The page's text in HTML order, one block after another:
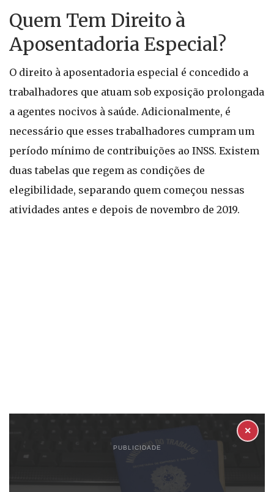
Quem Tem Direito à
Aposentadoria Especial?
O direito à aposentadoria especial é concedido a
trabalhadores que atuam sob exposição prolongada
a agentes nocivos à saúde. Adicionalmente, é
necessário que esses trabalhadores cumpram um
período mínimo de contribuições ao INSS. Existem
duas tabelas que regem as condições de
elegibilidade, separando quem começou nessas
atividades antes e depois de novembro de 2019.
PUBLICIDADE
✕